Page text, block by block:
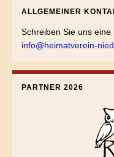
ALLGEMEINER
Schreiben Sie uns eine
info@heimatverein-
PARTNER 2026